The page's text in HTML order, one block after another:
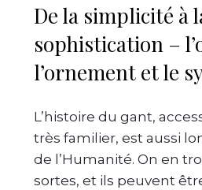
De la simplicité à
sophistication –
l’ornement et le
L’histoire du gant,
très familier, est aussi
de l’Humanité. On en
sortes, et ils peuvent